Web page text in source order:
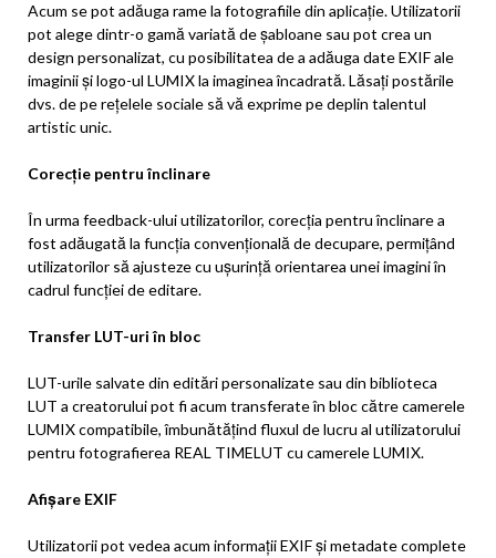
Acum se pot adăuga rame la fotografiile din aplicație. Utilizatorii
pot alege dintr-o gamă variată de șabloane sau pot crea un
design personalizat, cu posibilitatea de a adăuga date EXIF ale
imaginii și logo-ul LUMIX la imaginea încadrată. Lăsați postările
dvs. de pe rețelele sociale să vă exprime pe deplin talentul
artistic unic.
Corecție pentru înclinare
În urma feedback-ului utilizatorilor, corecția pentru înclinare a
fost adăugată la funcția convențională de decupare, permițând
utilizatorilor să ajusteze cu ușurință orientarea unei imagini în
cadrul funcției de editare.
Transfer LUT-uri în bloc
LUT-urile salvate din editări personalizate sau din biblioteca
LUT a creatorului pot fi acum transferate în bloc către camerele
LUMIX compatibile, îmbunătățind fluxul de lucru al utilizatorului
pentru fotografierea REAL TIMELUT cu camerele LUMIX.
Afișare EXIF
Utilizatorii pot vedea acum informații EXIF și metadate complete